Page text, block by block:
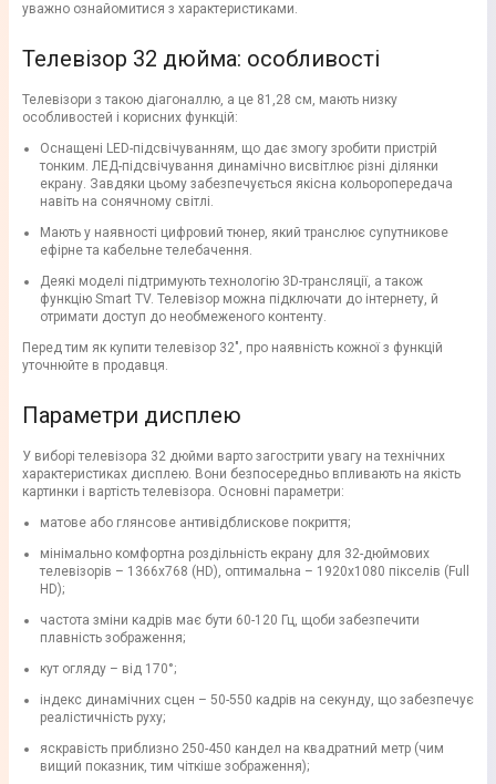
уважно ознайомитися з характеристиками.
Телевізор 32 дюйма: особливості
Телевізори з такою діагоналлю, а це 81,28 см, мають низку
особливостей і корисних функцій:
Оснащені LED-підсвічуванням, що дає змогу зробити пристрій
тонким. ЛЕД-підсвічування динамічно висвітлює різні ділянки
екрану. Завдяки цьому забезпечується якісна кольоропередача
навіть на сонячному світлі.
Мають у наявності цифровий тюнер, який транслює супутникове
ефірне та кабельне телебачення.
Деякі моделі підтримують технологію 3D-трансляції, а також
функцію Smart TV. Телевізор можна підключати до інтернету, й
отримати доступ до необмеженого контенту.
Перед тим як купити телевізор 32", про наявність кожної з функцій
уточнюйте в продавця.
Параметри дисплею
У виборі телевізора 32 дюйми варто загострити увагу на технічних
характеристиках дисплею. Вони безпосередньо впливають на якість
картинки і вартість телевізора. Основні параметри:
матове або глянсове антивідблискове покриття;
мінімально комфортна роздільність екрану для 32-дюймових
телевізорів – 1366х768 (HD), оптимальна – 1920х1080 пікселів (Full
HD);
частота зміни кадрів має бути 60-120 Гц, щоби забезпечити
плавність зображення;
кут огляду – від 170°;
індекс динамічних сцен – 50-550 кадрів на секунду, що забезпечує
реалістичність руху;
яскравість приблизно 250-450 кандел на квадратний метр (чим
вищий показник, тим чіткіше зображення);